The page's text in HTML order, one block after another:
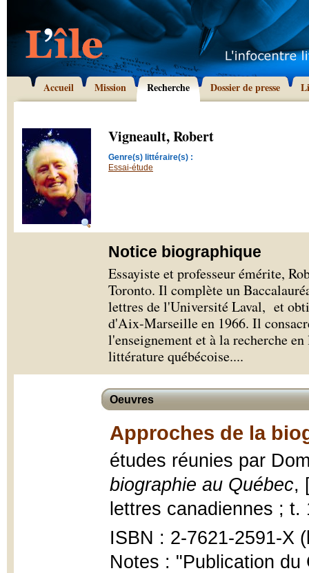
Accueil Mission Recherche Dossier de presse
Vigneault, Robert
Genre(s) littéraire(s) :
Essai-étude
Notice biographique
Essayiste et professeur émérite,
Toronto. Il complète un
lettres de l'Université Laval, et
d'Aix-Marseille en 1966. Il
l'enseignement et à la recherche
littérature québécoise....
Oeuvres
Approches de la
études réunies par
biographie au Québec,
lettres canadiennes ;
ISBN : 2-7621-2591-X
Notes : "Publication